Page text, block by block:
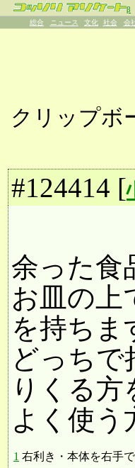
β
総合 ニュース 文化 社会 会
クリップボ
#124414 [
余った食
お皿の上
を持ちま
どっち
りくる
よく使う
1 右利き・本体を右手で